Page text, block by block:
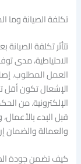
تكلفة الصيانة وما
تتأثر تكلفة
الاحتياطية، مدى
العمل المطلوب.
الإشعال تكون أقل
الإلكترونية. من
قبل البدء
والعمالة والضمان
كيف تضمن جودة